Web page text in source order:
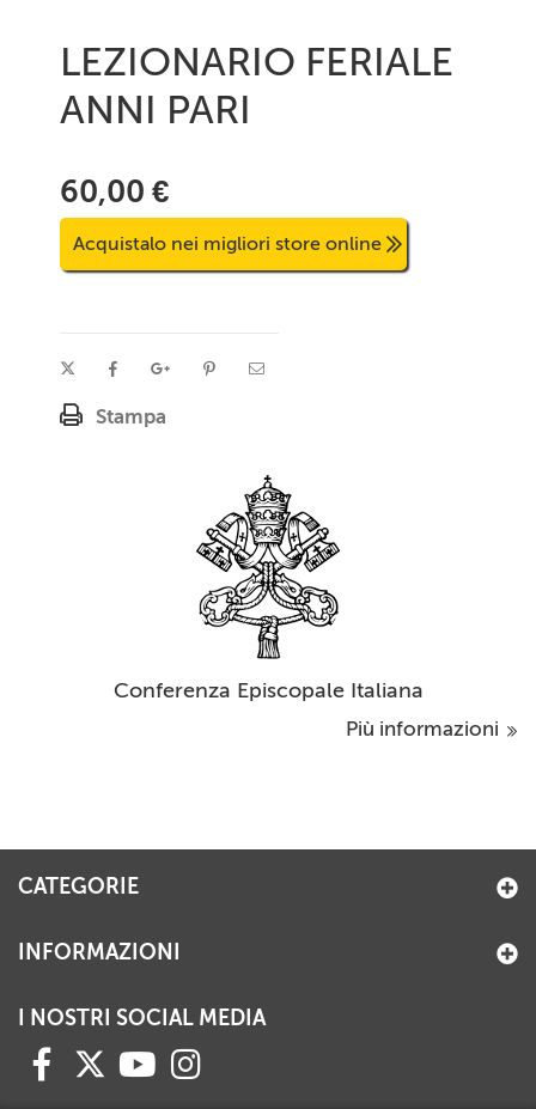
LEZIONARIO FERIALE
ANNI PARI
60,00 €
Acquistalo nei migliori store online
Stampa
Conferenza Episcopale Italiana
Più informazioni
CATEGORIE
INFORMAZIONI
I NOSTRI SOCIAL MEDIA